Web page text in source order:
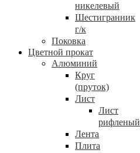
никелевый
Шестигранник
г/к
Поковка
Цветной прокат
Алюминий
Круг
(пруток)
Лист
Лист
рифленый
Лента
Плита